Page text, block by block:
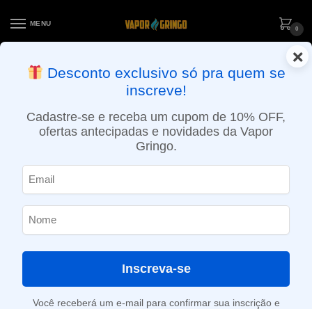
MENU
0
ENTREGA NO MESMO DIA EM SÃO PAULO (SEG A SEX): PEDIDOS
APROVADOS ATÉ 15:30 VIA MOTOBOY
×
Desconto exclusivo só pra quem se
inscreve!
Cadastre-se e receba um cupom de 10% OFF,
ofertas antecipadas e novidades da Vapor
Gringo.
Inscreva-se
Você receberá um e-mail para confirmar sua inscrição e